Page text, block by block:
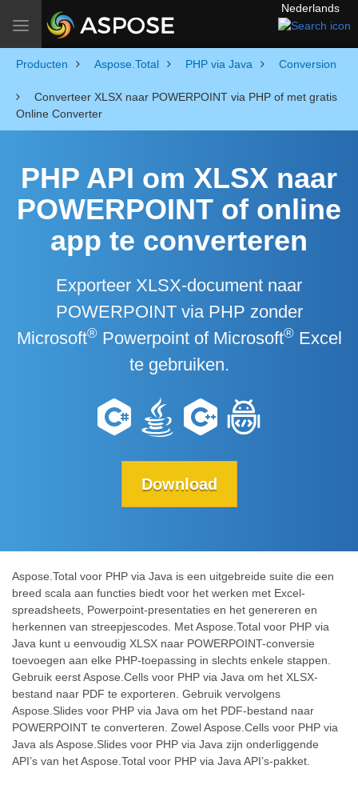
Toggle navigation
Nederlands
Producten Aspose.Total PHP via Java Conversion
Converteer XLSX naar POWERPOINT via PHP of met gratis
Online Converter
PHP API om XLSX naar
POWERPOINT of online
app te converteren
Exporteer XLSX-document naar
POWERPOINT via PHP zonder
Microsoft®Powerpoint of Microsoft®Excel
te gebruiken.
Download
Aspose.Total voor PHP via Java is een uitgebreide suite die een
breed scala aan functies biedt voor het werken met Excel-
spreadsheets, Powerpoint-presentaties en het genereren en
herkennen van streepjescodes. Met Aspose.Total voor PHP via
Java kunt u eenvoudig XLSX naar POWERPOINT-conversie
toevoegen aan elke PHP-toepassing in slechts enkele stappen.
Gebruik eerst Aspose.Cells voor PHP via Java om het XLSX-
bestand naar PDF te exporteren. Gebruik vervolgens
Aspose.Slides voor PHP via Java om het PDF-bestand naar
POWERPOINT te converteren. Zowel Aspose.Cells voor PHP via
Java als Aspose.Slides voor PHP via Java zijn onderliggende
API’s van het Aspose.Total voor PHP via Java API’s-pakket.